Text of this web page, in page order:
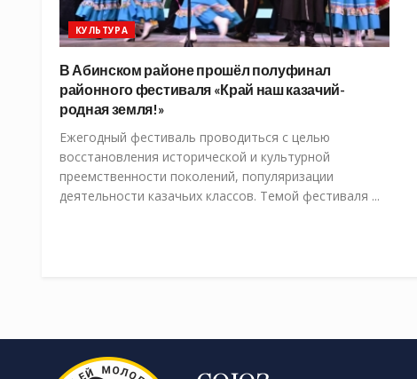
КУЛЬТУРА
В Абинском районе прошёл полуфинал
районного фестиваля «Край наш казачий-
родная земля!»
Ежегодный фестиваль проводиться с целью
восстановления исторической и культурной
преемственности поколений, популяризации
деятельности казачьих классов. Темой фестиваля ...